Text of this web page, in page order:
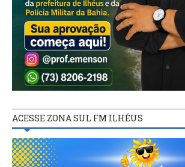
ACESSE ZONA SUL FM ILHÉUS